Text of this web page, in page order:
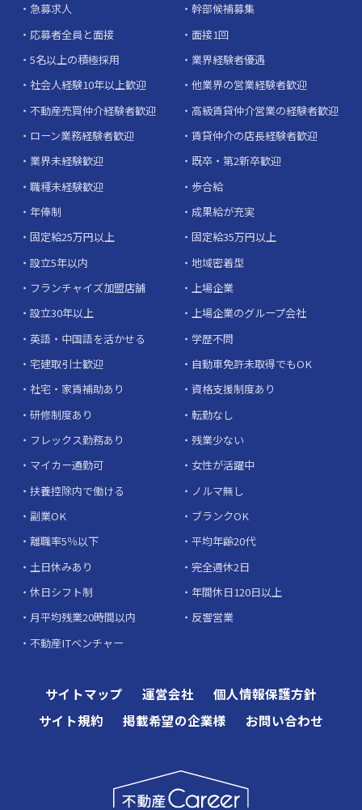
急募求人
幹部候補募集
応募者全員と面接
面接1回
5名以上の積極採用
業界経験者優遇
社会人経験10年以上歓迎
他業界の営業経験者歓迎
不動産売買仲介経験者歓迎
高級賃貸仲介営業の経験者歓迎
ローン業務経験者歓迎
賃貸仲介の店長経験者歓迎
業界未経験歓迎
既卒・第2新卒歓迎
職種未経験歓迎
歩合給
年俸制
成果給が充実
固定給25万円以上
固定給35万円以上
設立5年以内
地域密着型
フランチャイズ加盟店舗
上場企業
設立30年以上
上場企業のグループ会社
英語・中国語を活かせる
学歴不問
宅建取引士歓迎
自動車免許未取得でもOK
社宅・家賃補助あり
資格支援制度あり
研修制度あり
転勤なし
フレックス勤務あり
残業少ない
マイカー通勤可
女性が活躍中
扶養控除内で働ける
ノルマ無し
副業OK
ブランクOK
離職率5％以下
平均年齢20代
土日休みあり
完全週休2日
休日シフト制
年間休日120日以上
月平均残業20時間以内
反響営業
不動産ITベンチャー
サイトマップ 運営会社
個人情報保護方針
サイト規約
掲載希望の企業様 お問い合わせ